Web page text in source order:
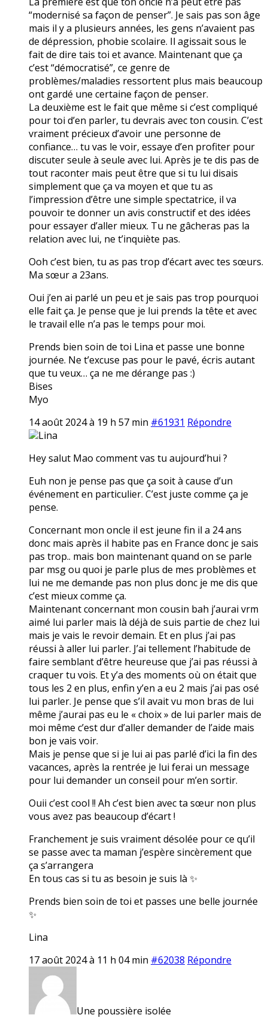
“modernisé sa façon de penser”. Je sais pas son âge
mais il y a plusieurs années, les gens n’avaient pas
de dépression, phobie scolaire. Il agissait sous le
fait de dire tais toi et avance. Maintenant que ça
c’est “démocratisé”, ce genre de
problèmes/maladies ressortent plus mais beaucoup
ont gardé une certaine façon de penser.
La deuxième est le fait que même si c’est compliqué
pour toi d’en parler, tu devrais avec ton cousin. C’est
vraiment précieux d’avoir une personne de
confiance… tu vas le voir, essaye d’en profiter pour
discuter seule à seule avec lui. Après je te dis pas de
tout raconter mais peut être que si tu lui disais
simplement que ça va moyen et que tu as
l’impression d’être une simple spectatrice, il va
pouvoir te donner un avis constructif et des idées
pour essayer d’aller mieux. Tu ne gâcheras pas la
relation avec lui, ne t’inquiète pas.
Ooh c’est bien, tu as pas trop d’écart avec tes sœurs.
Ma sœur a 23ans.
Oui j’en ai parlé un peu et je sais pas trop pourquoi
elle fait ça. Je pense que je lui prends la tête et avec
le travail elle n’a pas le temps pour moi.
Prends bien soin de toi Lina et passe une bonne
journée. Ne t’excuse pas pour le pavé, écris autant
que tu veux… ça ne me dérange pas :)
Bises
Myo
14 août 2024 à 19 h 57 min #61931 Répondre
Lina
Hey salut Mao comment vas tu aujourd’hui ?
Euh non je pense pas que ça soit à cause d’un
événement en particulier. C’est juste comme ça je
pense.
Concernant mon oncle il est jeune fin il a 24 ans
donc mais après il habite pas en France donc je sais
pas trop.. mais bon maintenant quand on se parle
par msg ou quoi je parle plus de mes problèmes et
lui ne me demande pas non plus donc je me dis que
c’est mieux comme ça.
Maintenant concernant mon cousin bah j’aurai vrm
aimé lui parler mais là déjà de suis partie de chez lui
mais je vais le revoir demain. Et en plus j’ai pas
réussi à aller lui parler. J’ai tellement l’habitude de
faire semblant d’être heureuse que j’ai pas réussi à
craquer tu vois. Et y’a des moments où on était que
tous les 2 en plus, enfin y’en a eu 2 mais j’ai pas osé
lui parler. Je pense que s’il avait vu mon bras de lui
même j’aurai pas eu le « choix » de lui parler mais de
moi même c’est dur d’aller demander de l’aide mais
bon je vais voir.
Mais je pense que si je lui ai pas parlé d’ici la fin des
vacances, après la rentrée je lui ferai un message
pour lui demander un conseil pour m’en sortir.
Ouii c’est cool !! Ah c’est bien avec ta sœur non plus
vous avez pas beaucoup d’écart !
Franchement je suis vraiment désolée pour ce qu’il
se passe avec ta maman j’espère sincèrement que
ça s’arrangera
En tous cas si tu as besoin je suis là ✨
Prends bien soin de toi et passes une belle journée
✨
Lina
17 août 2024 à 11 h 04 min #62038 Répondre
Une poussière isolée